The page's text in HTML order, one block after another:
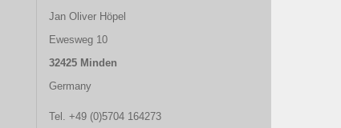
Jan Oliver Höpel
Ewesweg 10
32425 Minden
Germany
Tel. +49 (0)5704 164273